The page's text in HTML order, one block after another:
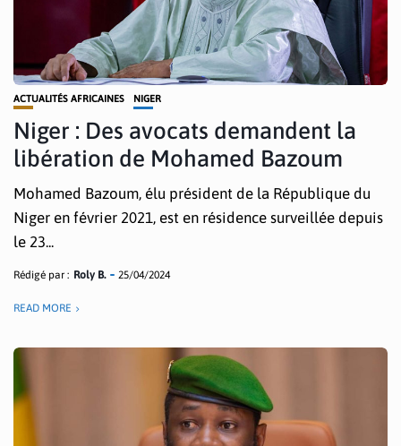
ACTUALITÉS AFRICAINES NIGER
Niger : Des avocats demandent la
libération de Mohamed Bazoum
Mohamed Bazoum, élu président de la République du
Niger en février 2021, est en résidence surveillée depuis
le 23...
Rédigé par : Roly B. 25/04/2024
READ MORE